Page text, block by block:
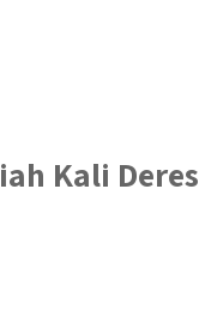
Kali Deres